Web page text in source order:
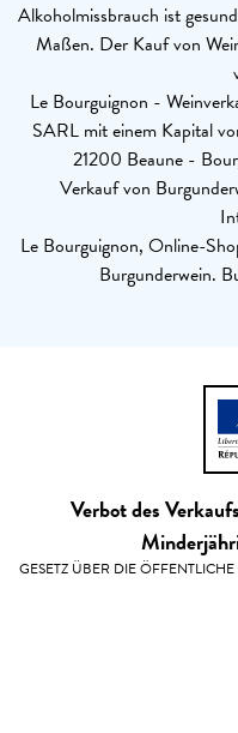
Alkoholmissbrauch ist
Maßen. Der Kauf von
Le Bourguignon -
SARL mit einem Kapital
21200 Beaune -
Verkauf von
Le Bourguignon, Online-
Burgunderwein.
Verbot des
GESETZ ÜBER DIE